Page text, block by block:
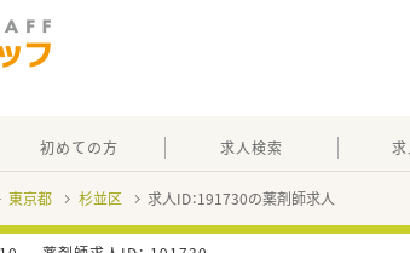
初めての方 求人検索
東京都 杉並区 求人ID：191730の薬剤師求人